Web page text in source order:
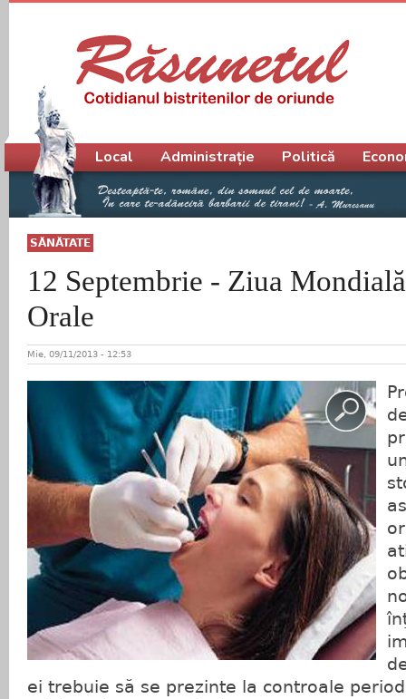
SĂNĂTATE
12 Septembrie - Ziua
Orale
Mie, 09/11/2013 - 12:53
ei trebuie să se prezinte la controale
Meniu principal
Local Administrație Politică